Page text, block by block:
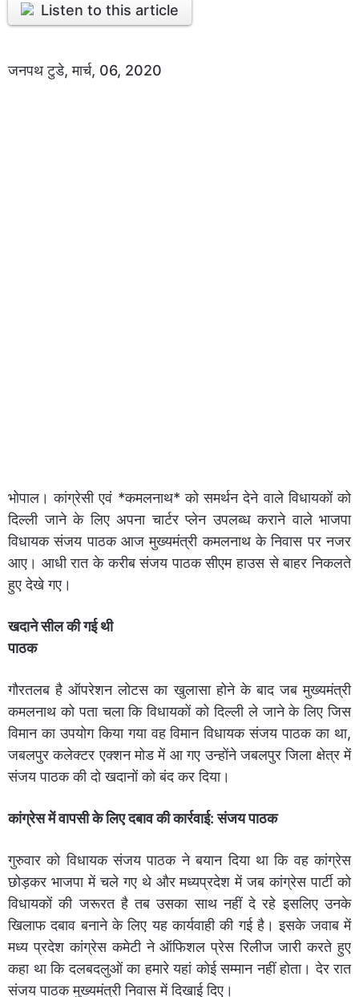
Listen to this article
जनपथ टुडे, मार्च, 06, 2020
भोपाल। कांग्रेसी एवं *कमलनाथ* को समर्थन देने वाले विधायकों को
दिल्ली जाने के लिए अपना चार्टर प्लेन उपलब्ध कराने वाले भाजपा
विधायक संजय पाठक आज मुख्यमंत्री कमलनाथ के निवास पर नजर
आए। आधी रात के करीब संजय पाठक सीएम हाउस से बाहर निकलते
हुए देखे गए।
खदाने सील की गई थी
पाठक
गौरतलब है ऑपरेशन लोटस का खुलासा होने के बाद जब मुख्यमंत्री
कमलनाथ को पता चला कि विधायकों को दिल्ली ले जाने के लिए जिस
विमान का उपयोग किया गया वह विमान विधायक संजय पाठक का था,
जबलपुर कलेक्टर एक्शन मोड में आ गए उन्होंने जबलपुर जिला क्षेत्र में
संजय पाठक की दो खदानों को बंद कर दिया।
कांग्रेस में वापसी के लिए दबाव की कार्रवाई: संजय पाठक
गुरुवार को विधायक संजय पाठक ने बयान दिया था कि वह कांग्रेस
छोड़कर भाजपा में चले गए थे और मध्यप्रदेश में जब कांग्रेस पार्टी को
विधायकों की जरूरत है तब उसका साथ नहीं दे रहे इसलिए उनके
खिलाफ दबाव बनाने के लिए यह कार्यवाही की गई है। इसके जवाब में
मध्य प्रदेश कांग्रेस कमेटी ने ऑफिशल प्रेस रिलीज जारी करते हुए
कहा था कि दलबदलुओं का हमारे यहां कोई सम्मान नहीं होता। देर रात
संजय पाठक मुख्यमंत्री निवास में दिखाई दिए।